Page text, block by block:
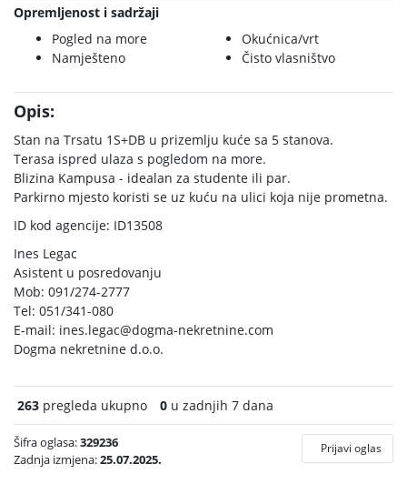
Opremljenost i sadržaji
Pogled na more
Okućnica/vrt
Namješteno
Čisto vlasništvo
Opis:
Stan na Trsatu 1S+DB u prizemlju kuće sa 5 stanova.
Terasa ispred ulaza s pogledom na more.
Blizina Kampusa - idealan za studente ili par.
Parkirno mjesto koristi se uz kuću na ulici koja nije prometna.
ID kod agencije: ID13508
Ines Legac
Asistent u posredovanju
Mob: 091/274-2777
Tel: 051/341-080
E-mail: ines.legac@dogma-nekretnine.com
Dogma nekretnine d.o.o.
263 pregleda ukupno 0 u zadnjih 7 dana
Šifra oglasa:329236
Zadnja izmjena:25.07.2025.
Prijavi oglas